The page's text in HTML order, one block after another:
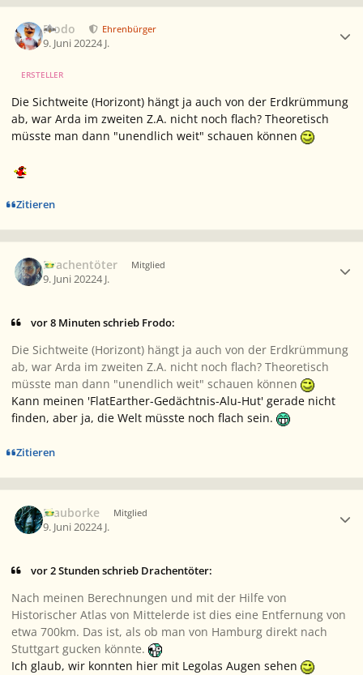
Frodo Ehrenbürger
9. Juni 20224 J.
ERSTELLER
Die Sichtweite (Horizont) hängt ja auch von der Erdkrümmung
ab, war Arda im zweiten Z.A. nicht noch flach? Theoretisch
müsste man dann "unendlich weit" schauen können
Zitieren
Drachentöter Mitglied
9. Juni 20224 J.
vor 8 Minuten schrieb Frodo:
Die Sichtweite (Horizont) hängt ja auch von der Erdkrümmung
ab, war Arda im zweiten Z.A. nicht noch flach? Theoretisch
müsste man dann "unendlich weit" schauen können
Kann meinen 'FlatEarther-Gedächtnis-Alu-Hut' gerade nicht
finden, aber ja, die Welt müsste noch flach sein.
Zitieren
Blauborke Mitglied
9. Juni 20224 J.
vor 2 Stunden schrieb Drachentöter:
Nach meinen Berechnungen und mit der Hilfe von
Historischer Atlas von Mittelerde ist dies eine Entfernung von
etwa 700km. Das ist, als ob man von Hamburg direkt nach
Stuttgart gucken könnte.
Ich glaub, wir konnten hier mit Legolas Augen sehen